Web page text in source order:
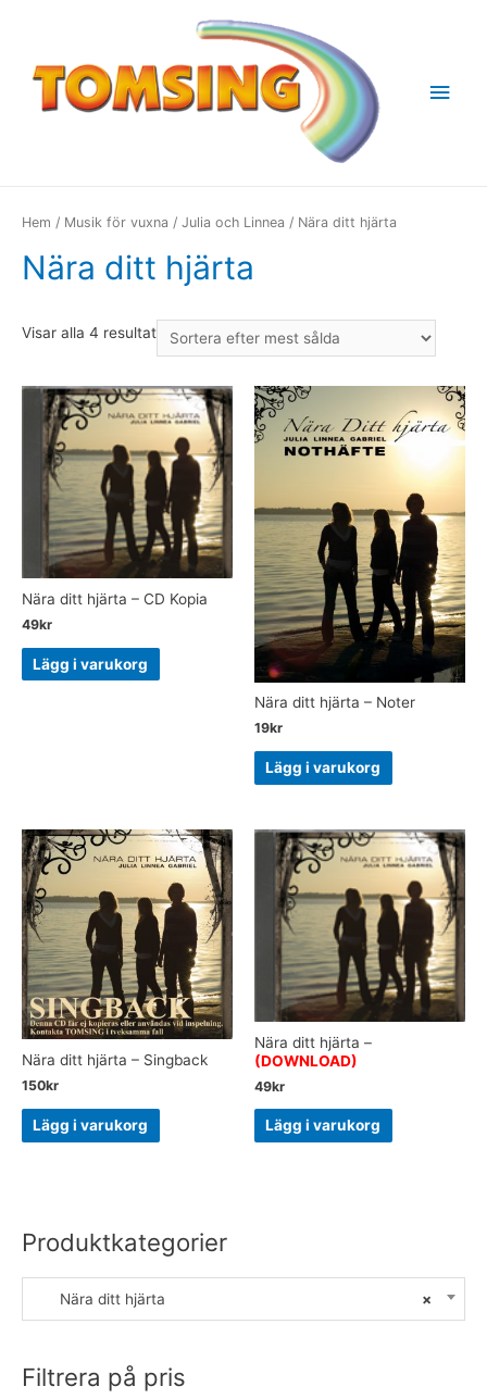
Produktkategorier
×
Nära ditt hjärta
Filtrera på pris
Hem / Musik för vuxna / Julia och Linnea / Nära ditt hjärta
Nära ditt hjärta
Visar alla 4 resultat
Nära ditt hjärta – CD Kopia
49kr
Lägg i varukorg
Nära ditt hjärta – Noter
19kr
Lägg i varukorg
Nära ditt hjärta – Singback
150kr
Lägg i varukorg
Nära ditt hjärta –
(DOWNLOAD)
49kr
Lägg i varukorg